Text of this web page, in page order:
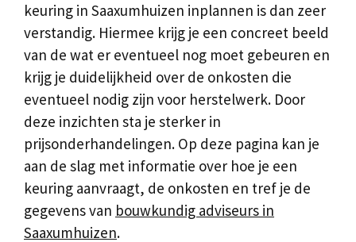
keuring in Saaxumhuizen inplannen is dan zeer
verstandig. Hiermee krijg je een concreet beeld
van de wat er eventueel nog moet gebeuren en
krijg je duidelijkheid over de onkosten die
eventueel nodig zijn voor herstelwerk. Door
deze inzichten sta je sterker in
prijsonderhandelingen. Op deze pagina kan je
aan de slag met informatie over hoe je een
keuring aanvraagt, de onkosten en tref je de
gegevens van bouwkundig adviseurs in
Saaxumhuizen.